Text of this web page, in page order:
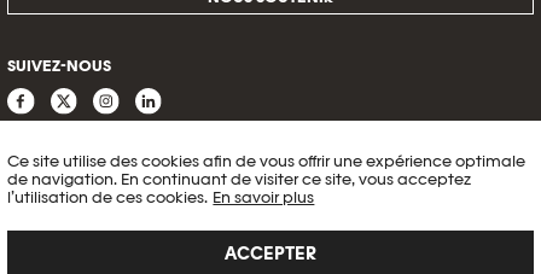
Ce site utilise des cookies afin de vous offrir une expérience optimale
de navigation. En continuant de visiter ce site, vous acceptez
l’utilisation de ces cookies. En savoir plus
ACCEPTER
SUIVEZ-NOUS